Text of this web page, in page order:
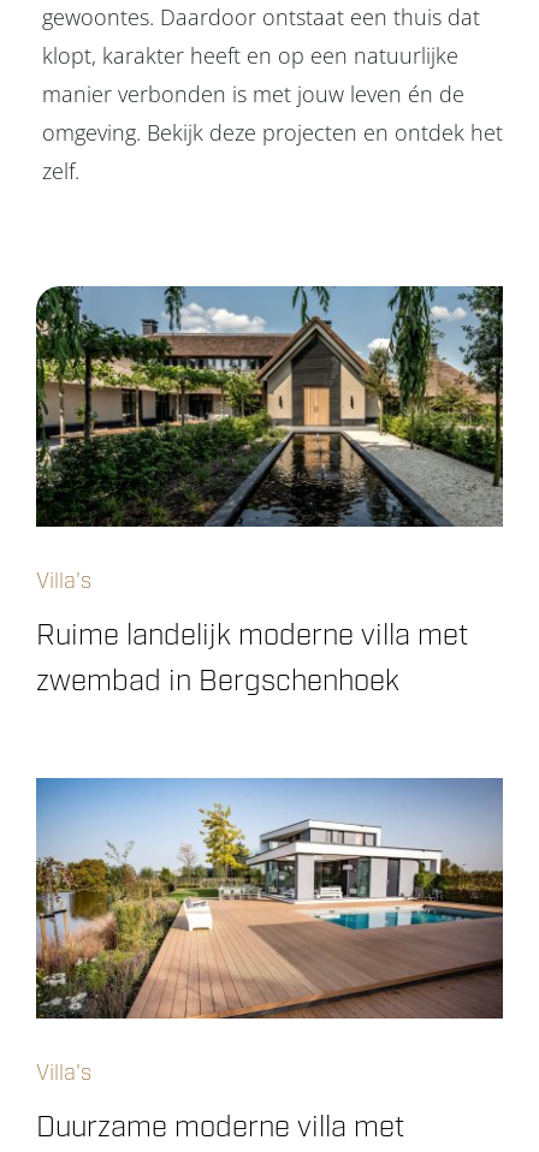
gewoontes. Daardoor ontstaat een thuis dat
klopt, karakter heeft en op een natuurlijke
manier verbonden is met jouw leven én de
omgeving. Bekijk deze projecten en ontdek het
zelf.
Ruime landelijk moderne villa met
zwembad in Bergschenhoek
Villa's
Duurzame moderne villa met
Villa's